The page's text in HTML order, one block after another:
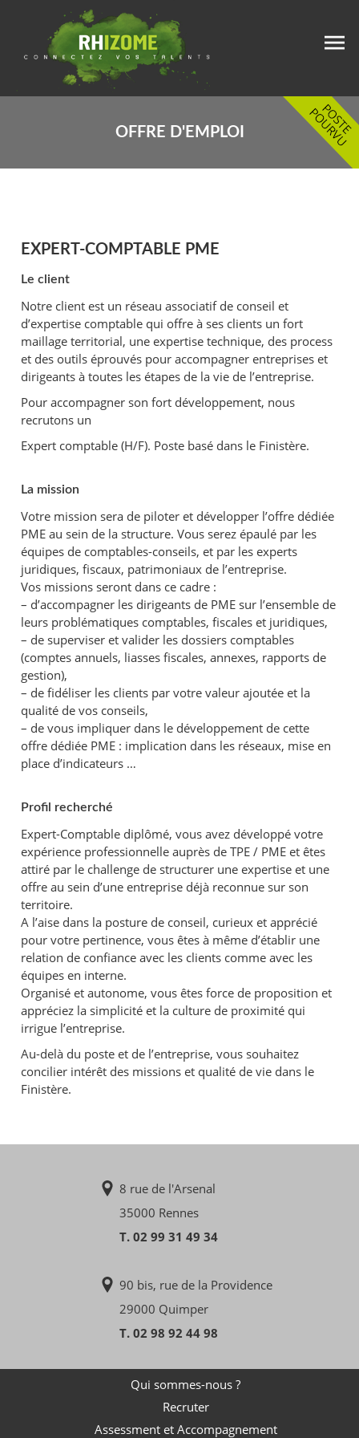
OFFRE D'EMPLOI
EXPERT-COMPTABLE PME
Le client
Notre client est un réseau associatif de conseil et
d’expertise comptable qui offre à ses clients un fort
maillage territorial, une expertise technique, des process
et des outils éprouvés pour accompagner entreprises et
dirigeants à toutes les étapes de la vie de l’entreprise.
Pour accompagner son fort développement, nous
recrutons un
Expert comptable (H/F). Poste basé dans le Finistère.
La mission
Votre mission sera de piloter et développer l’offre dédiée
PME au sein de la structure. Vous serez épaulé par les
équipes de comptables-conseils, et par les experts
juridiques, fiscaux, patrimoniaux de l’entreprise.
Vos missions seront dans ce cadre :
– d’accompagner les dirigeants de PME sur l’ensemble de
leurs problématiques comptables, fiscales et juridiques,
– de superviser et valider les dossiers comptables
(comptes annuels, liasses fiscales, annexes, rapports de
gestion),
– de fidéliser les clients par votre valeur ajoutée et la
qualité de vos conseils,
– de vous impliquer dans le développement de cette
offre dédiée PME : implication dans les réseaux, mise en
place d’indicateurs …
Profil recherché
Expert-Comptable diplômé, vous avez développé votre
expérience professionnelle auprès de TPE / PME et êtes
attiré par le challenge de structurer une expertise et une
offre au sein d’une entreprise déjà reconnue sur son
territoire.
A l’aise dans la posture de conseil, curieux et apprécié
pour votre pertinence, vous êtes à même d’établir une
relation de confiance avec les clients comme avec les
équipes en interne.
Organisé et autonome, vous êtes force de proposition et
appréciez la simplicité et la culture de proximité qui
irrigue l’entreprise.
Au-delà du poste et de l’entreprise, vous souhaitez
concilier intérêt des missions et qualité de vie dans le
Finistère.
8 rue de l'Arsenal
35000 Rennes
T. 02 99 31 49 34
90 bis, rue de la Providence
29000 Quimper
T. 02 98 92 44 98
Qui sommes-nous ?
Recruter
Assessment et Accompagnement